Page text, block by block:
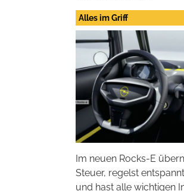
Alles im Griff
Im neuen Rocks-E
Steuer, regelst
und hast alle wichtigen